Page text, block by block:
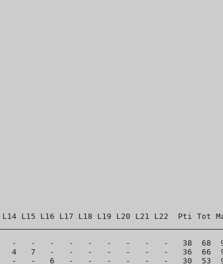
L16 L17 L18 L19 L20 L21 L22  Pti Tot
-   -   -   -   -   -   -   -   -   38  68
4   7   -   -   -   -   -   -   -   36  66
-   -   6   -   -   -   -   -   -   30  53